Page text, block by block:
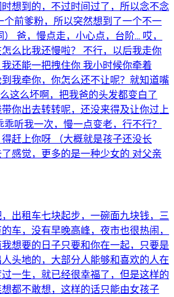
想到的，不过时间过了，所以念不念
前爹粉，所以突然想到了一个不一
爸，慢点走，小心点，台阶... 哎，
么比我还慢啦？ 不行，以后我走你
还能一把拽住你 我小时候你牵着
我牵你，你怎么还不让呢？就知道嘴
这么坏啊，把我爸的头发都变白了
你出去转转呢，还没来得及让你过上
听我一次，慢一点变老，行不行？
赶上你呀 （大概就是孩子还没长
感觉，更多的是一种少女的 对父亲
出租车七块起步，一碗面九块钱，三
车，没有早晚高峰，夜市也很热闹，
想要的日子只要和你在一起，只要是
头地的，大部分人能够和喜欢的人在
一生，就已经很幸福了，但是这样的
都不敢想，这样的话只能由女孩子